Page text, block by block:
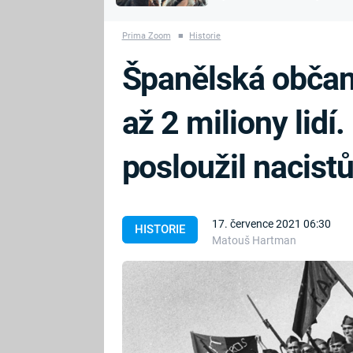
PRVNÍ SVĚTOVÁ
BRITSKÁ
RODINA
Prima Zoom ■ Historie
HISTORIE
17. července 2021 06:30
Matouš Hartman
Španělská
až 2 miliony
posloužil